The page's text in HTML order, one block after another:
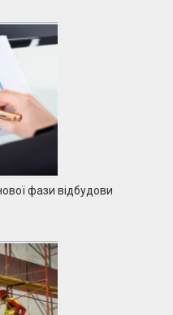
фази відбудови